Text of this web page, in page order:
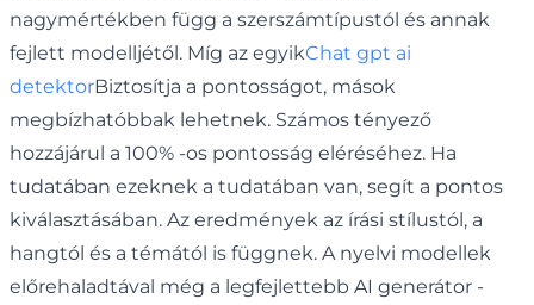
nagymértékben függ a szerszámtípustól és annak
fejlett modelljétől. Míg az egyikChat gpt ai
detektorBiztosítja a pontosságot, mások
megbízhatóbbak lehetnek. Számos tényező
hozzájárul a 100% -os pontosság eléréséhez. Ha
tudatában ezeknek a tudatában van, segít a pontos
kiválasztásában. Az eredmények az írási stílustól, a
hangtól és a témától is függnek. A nyelvi modellek
előrehaladtával még a legfejlettebb AI generátor -